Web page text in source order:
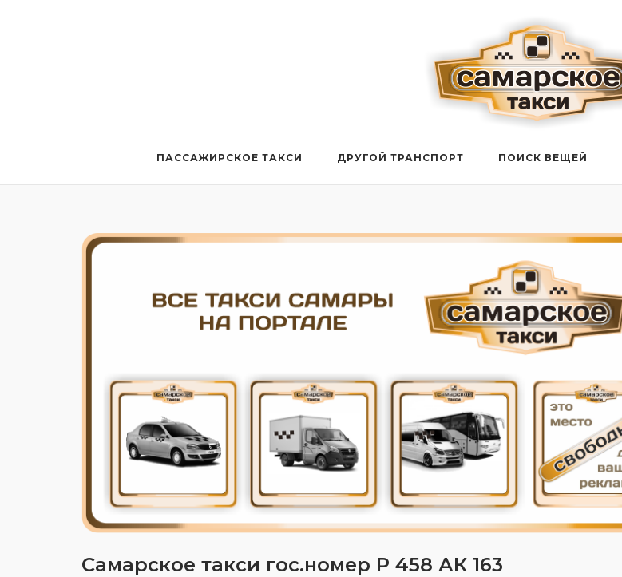
ПАССАЖИРСКОЕ ТАКСИ ДРУГОЙ ТРАНСПОРТ ПОИСК ВЕЩЕЙ
Самарское такси гос.номер Р 458 АК 163